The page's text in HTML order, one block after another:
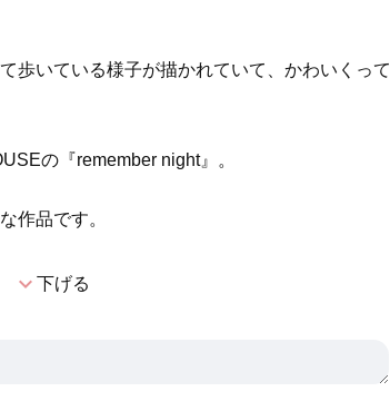
歩いている様子が描かれていて、かわいくって
の『remember night』。
作品です。
expand_more下げる